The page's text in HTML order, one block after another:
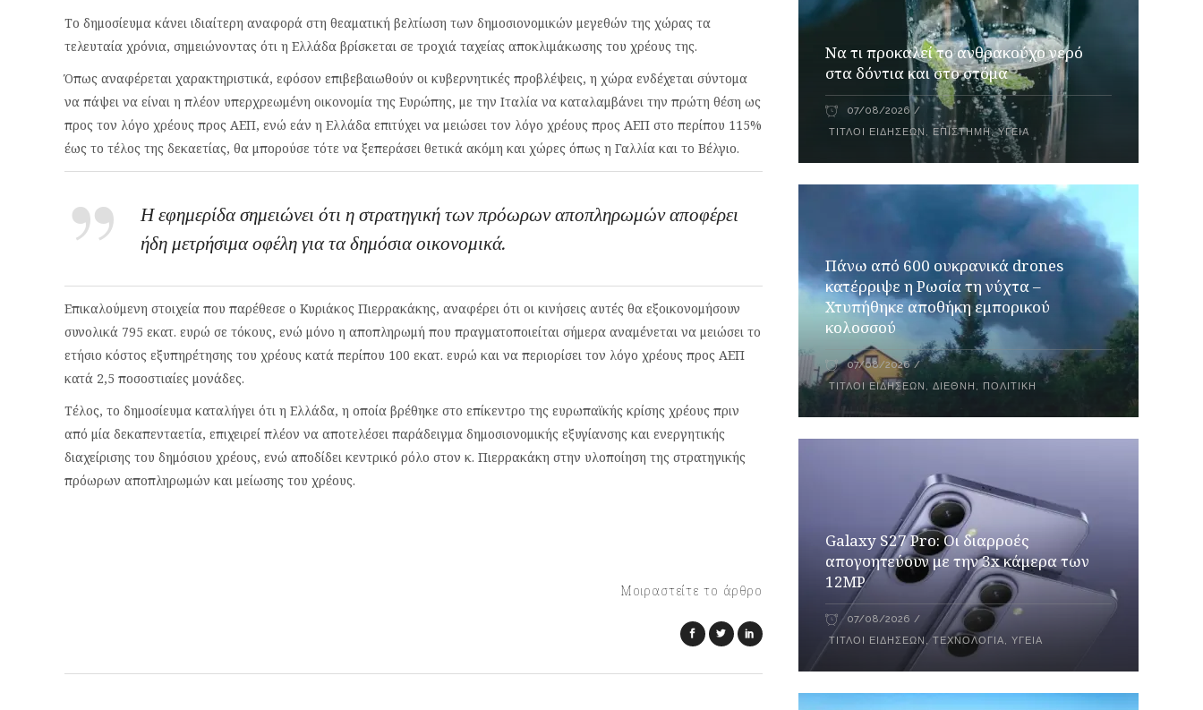
Το δημοσίευμα κάνει ιδιαίτερη αναφορά στη θεαματική βελτίωση των δημοσιονομικών μεγεθών της χώρας τα
τελευταία χρόνια, σημειώνοντας ότι η Ελλάδα βρίσκεται σε τροχιά ταχείας αποκλιμάκωσης του χρέους της.
Όπως αναφέρεται χαρακτηριστικά, εφόσον επιβεβαιωθούν οι κυβερνητικές προβλέψεις, η χώρα ενδέχεται σύντομα
να πάψει να είναι η πλέον υπερχρεωμένη οικονομία της Ευρώπης, με την Ιταλία να καταλαμβάνει την πρώτη θέση ως
προς τον λόγο χρέους προς ΑΕΠ, ενώ εάν η Ελλάδα επιτύχει να μειώσει τον λόγο χρέους προς ΑΕΠ στο περίπου 115%
έως το τέλος της δεκαετίας, θα μπορούσε τότε να ξεπεράσει θετικά ακόμη και χώρες όπως η Γαλλία και το Βέλγιο.
Η εφημερίδα σημειώνει ότι η στρατηγική των πρόωρων αποπληρωμών αποφέρει
ήδη μετρήσιμα οφέλη για τα δημόσια οικονομικά.
Επικαλούμενη στοιχεία που παρέθεσε ο Κυριάκος Πιερρακάκης, αναφέρει ότι οι κινήσεις αυτές θα εξοικονομήσουν
συνολικά 795 εκατ. ευρώ σε τόκους, ενώ μόνο η αποπληρωμή που πραγματοποιείται σήμερα αναμένεται να μειώσει το
ετήσιο κόστος εξυπηρέτησης του χρέους κατά περίπου 100 εκατ. ευρώ και να περιορίσει τον λόγο χρέους προς ΑΕΠ
κατά 2,5 ποσοστιαίες μονάδες.
Τέλος, το δημοσίευμα καταλήγει ότι η Ελλάδα, η οποία βρέθηκε στο επίκεντρο της ευρωπαϊκής κρίσης χρέους πριν
από μία δεκαπενταετία, επιχειρεί πλέον να αποτελέσει παράδειγμα δημοσιονομικής εξυγίανσης και ενεργητικής
διαχείρισης του δημόσιου χρέους, ενώ αποδίδει κεντρικό ρόλο στον κ. Πιερρακάκη στην υλοποίηση της στρατηγικής
πρόωρων αποπληρωμών και μείωσης του χρέους.
Μοιραστείτε το άρθρο
Να τι προκαλεί το ανθρακούχο νερό
στα δόντια και στο στόμα
07/08/2026
ΤΊΤΛΟΙ ΕΙΔΉΣΕΩΝ , ΕΠΙΣΤΉΜΗ,ΥΓΕΊΑ
Πάνω από 600 ουκρανικά drones
κατέρριψε η Ρωσία τη νύχτα –
Χτυπήθηκε αποθήκη εμπορικού
κολοσσού
07/08/2026
ΤΊΤΛΟΙ ΕΙΔΉΣΕΩΝ ,ΔΙΕΘΝΉ , ΠΟΛΙΤΙΚΉ
Galaxy S27 Pro: Οι διαρροές
απογοητεύουν με την 3x κάμερα των
12MP
07/08/2026
ΤΊΤΛΟΙ ΕΙΔΉΣΕΩΝ ,ΤΕΧΝΟΛΟΓΊΑ,ΥΓΕΊΑ